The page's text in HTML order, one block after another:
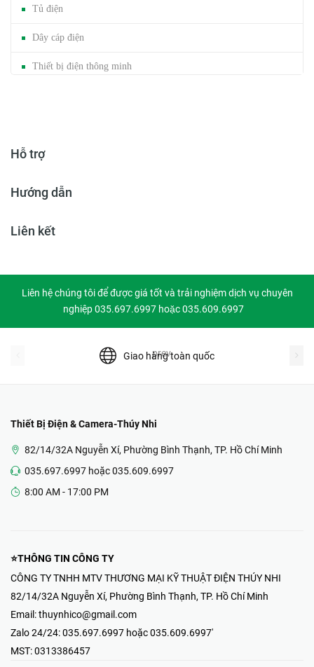
Tủ điện
Dây cáp điện
Thiết bị điện thông minh
Băng dính gai
Hỗ trợ
Hướng dẫn
Liên kết
Liên hệ chúng tôi để được giá tốt và trải nghiệm dịch vụ chuyên
nghiệp 035.697.6997 hoặc 035.609.6997
Giao hàng toàn quốc
prev